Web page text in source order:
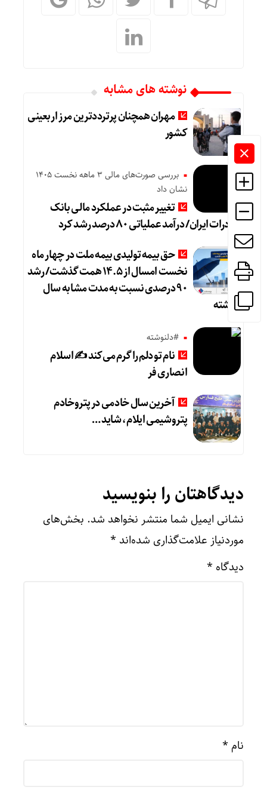
نوشته های مشابه
مهران همچنان پرترددترین مرز اربعینی
کشور
بررسی صورت‌های مالی 3 ماهه نخست 1405
نشان داد
تغییر مثبت در عملکرد مالی بانک
صادرات ایران/ درآمد عملیاتی ۸۰ درصد رشد کرد
حق بیمه تولیدی بیمه ملت در چهار ماه
نخست امسال از ۱۴.۵ همت گذشت/ رشد
۹۰ درصدی نسبت به مدت مشابه سال
گذشته
#دلنوشته
نام تو دلم را گرم می‌کند ✍️ اسلام
انصاری فر
آخرین سال خادمی در پتروخادم
پتروشیمی ایلام، شاید …
دیدگاهتان را بنویسید
نشانی ایمیل شما منتشر نخواهد شد. بخش‌های
موردنیاز علامت‌گذاری شده‌اند *
دیدگاه *
نام *